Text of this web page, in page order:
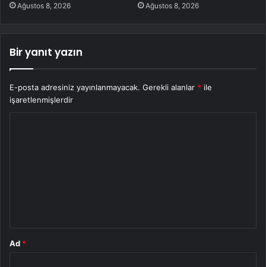
Ağustos 8, 2026 Ağustos 8, 2026
Bir yanıt yazın
E-posta adresiniz yayınlanmayacak. Gerekli alanlar * ile
işaretlenmişlerdir
Ad *